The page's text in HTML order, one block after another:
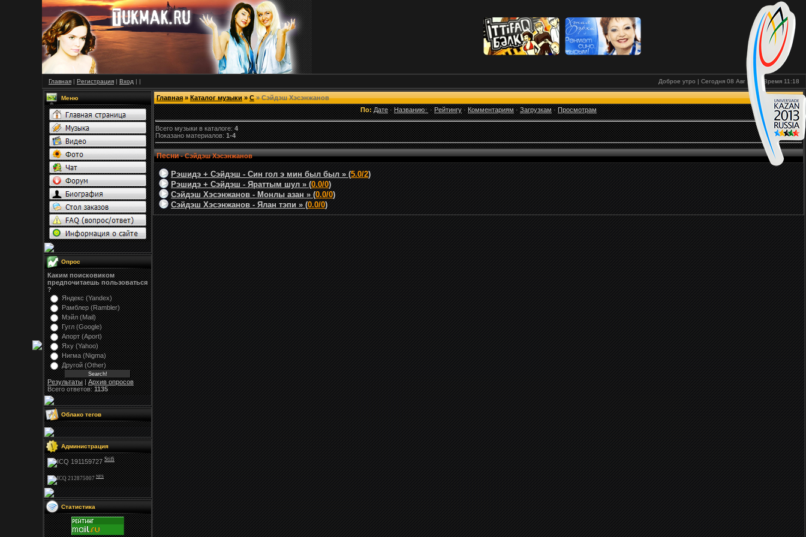
Главная | Регистрация | Вход | | Доброе утро | Сегодня 08 Авг 2026 Время 11:18
Меню
Опрос
Каким поисковиком
предпочитаешь пользоваться
?
Яндекс (Yandex)
Рамблер (Rambler)
Мэйл (Mail)
Гугл (Google)
Апорт (Aport)
Яху (Yahoo)
Нигма (Nigma)
Другой (Other)
Результаты|Архив опросов
Всего ответов:1135
Облако тегов
Администрация
Stifi
NFS
Статистика
Главная»Каталог музыки»С» Сэйдэш Хэсэнжанов
По: Дате·Названию ·Рейтингу·Комментариям·Загрузкам·Просмотрам
Всего музыки в каталоге:4
Показано материалов:1-4
Песни -Сэйдэш Хэсэнжанов
Рэшидэ + Сэйдэш - Син гол э мин был был » (5.0/2)
Рэшидэ + Сэйдэш - Яраттым шул » (0.0/0)
Сэйдэш Хэсэнжанов - Монлы азан » (0.0/0)
Сэйдэш Хэсэнжанов - Ялан тэпи » (0.0/0)